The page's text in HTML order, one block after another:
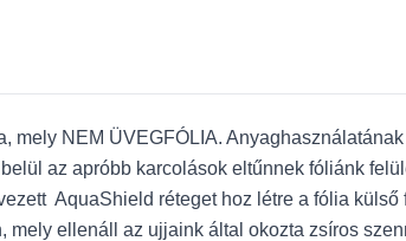
mely NEM ÜVEGFÓLIA.
az apróbb karcolások eltűnnek fóliánk
AquaShield réteget hoz létre a fólia külső
ellenáll az ujjaink által okozta zsíros